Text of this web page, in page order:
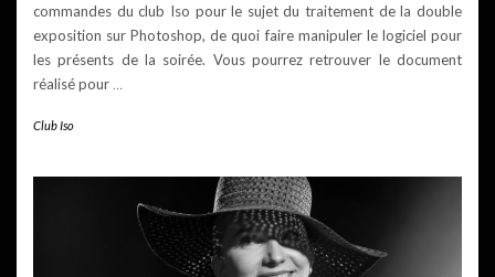
commandes du club Iso pour le sujet du traitement de la double
exposition sur Photoshop, de quoi faire manipuler le logiciel pour
les présents de la soirée. Vous pourrez retrouver le document
réalisé pour …
Club Iso